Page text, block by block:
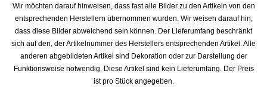
Wir möchten darauf hinweisen, dass fast alle Bilder zu den Artikeln von den
entsprechenden Herstellern übernommen wurden. Wir weisen darauf hin,
dass diese Bilder abweichend sein können. Der Lieferumfang beschränkt
sich auf den, der Artikelnummer des Herstellers entsprechenden Artikel. Alle
anderen abgebildeten Artikel sind Dekoration oder zur Darstellung der
Funktionsweise notwendig. Diese Artikel sind kein Lieferumfang. Der Preis
ist pro Stück angegeben.